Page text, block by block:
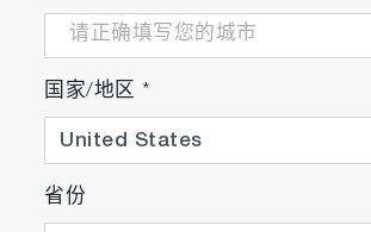
国家/地区 *
省份